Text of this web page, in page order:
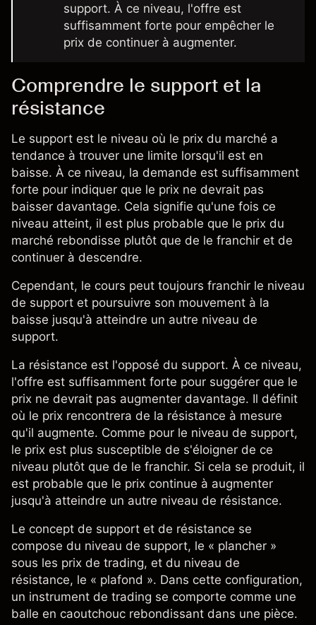
support. À ce niveau, l'offre est
suffisamment forte pour empêcher le
prix de continuer à augmenter.
Comprendre le support et la
résistance
Le support est le niveau où le prix du marché a
tendance à trouver une limite lorsqu'il est en
baisse. À ce niveau, la demande est suffisamment
forte pour indiquer que le prix ne devrait pas
baisser davantage. Cela signifie qu'une fois ce
niveau atteint, il est plus probable que le prix du
marché rebondisse plutôt que de le franchir et de
continuer à descendre.
Cependant, le cours peut toujours franchir le niveau
de support et poursuivre son mouvement à la
baisse jusqu'à atteindre un autre niveau de
support.
La résistance est l'opposé du support. À ce niveau,
l'offre est suffisamment forte pour suggérer que le
prix ne devrait pas augmenter davantage. Il définit
où le prix rencontrera de la résistance à mesure
qu'il augmente. Comme pour le niveau de support,
le prix est plus susceptible de s'éloigner de ce
niveau plutôt que de le franchir. Si cela se produit, il
est probable que le prix continue à augmenter
jusqu'à atteindre un autre niveau de résistance.
Le concept de support et de résistance se
compose du niveau de support, le « plancher »
sous les prix de trading, et du niveau de
résistance, le « plafond ». Dans cette configuration,
un instrument de trading se comporte comme une
balle en caoutchouc rebondissant dans une pièce.